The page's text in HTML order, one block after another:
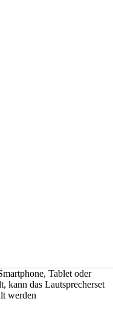
Tablet oder
kann das Lautsprecherset
werden